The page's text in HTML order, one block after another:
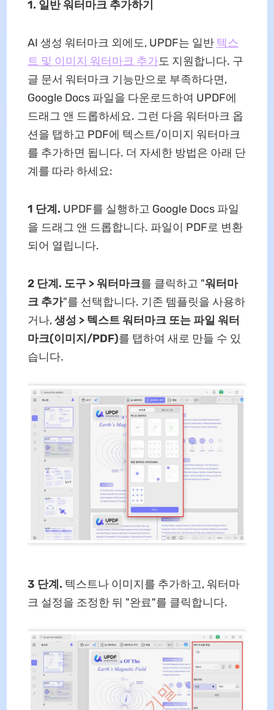
1. 일반 워터마크 추가하기
AI 생성 워터마크 외에도, UPDF는 일반 텍스
트 및 이미지 워터마크 추가도 지원합니다. 구
글 문서 워터마크 기능만으로 부족하다면,
Google Docs 파일을 다운로드하여 UPDF에
드래그 앤 드롭하세요. 그런 다음 워터마크 옵
션을 탭하고 PDF에 텍스트/이미지 워터마크
를 추가하면 됩니다. 더 자세한 방법은 아래 단
계를 따라 하세요:
1 단계. UPDF를 실행하고 Google Docs 파일
을 드래그 앤 드롭합니다. 파일이 PDF로 변환
되어 열립니다.
2 단계. 도구 > 워터마크를 클릭하고 "워터마
크 추가"를 선택합니다. 기존 템플릿을 사용하
거나,생성 > 텍스트 워터마크 또는 파일 워터
마크(이미지/PDF)를 탭하여 새로 만들 수 있
습니다.
3 단계. 텍스트나 이미지를 추가하고, 워터마
크 설정을 조정한 뒤 "완료"를 클릭합니다.